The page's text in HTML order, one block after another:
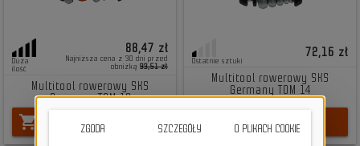
Duża
ilość
Najniższa cena z 30 dni przed
obniżką 93,51 zł
88,47 zł
Multitool rowerowy SKS
Germany TOM 18
shopping_cart DO KOSZYKA
Ostatnie sztuki
72,16 zł
Multitool rowerowy SKS
Germany TOM 14
shopping_cart DO KOSZYKA
ZGODA SZCZEGÓŁY O PLIKACH COOKIE